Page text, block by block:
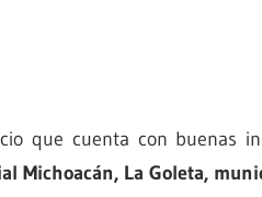
que cuenta con buenas
Michoacán, La Goleta,